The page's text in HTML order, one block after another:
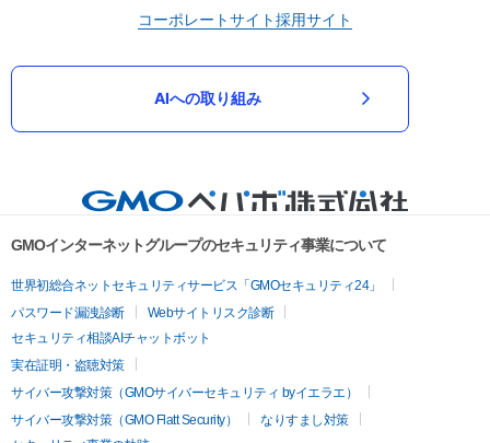
コーポレートサイト採用サイト
AIへの取り組み
GMOインターネットグループのセキュリティ事業について
世界初総合ネットセキュリティサービス「GMOセキュリティ24」
パスワード漏洩診断
Webサイトリスク診断
セキュリティ相談AIチャットボット
実在証明・盗聴対策
サイバー攻撃対策（GMOサイバーセキュリティ byイエラエ）
サイバー攻撃対策（GMO Flatt Security）
なりすまし対策